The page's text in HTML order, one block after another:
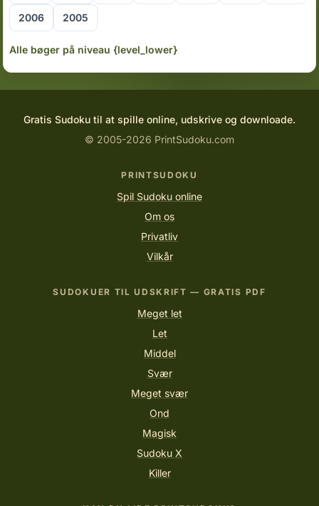
2006 2005
Alle bøger på niveau {level_lower}
Gratis Sudoku til at spille online, udskrive og downloade.
© 2005-2026 PrintSudoku.com
PRINTSUDOKU
Spil Sudoku online
Om os
Privatliv
Vilkår
SUDOKUER TIL UDSKRIFT — GRATIS PDF
Meget let
Let
Middel
Svær
Meget svær
Ond
Magisk
Sudoku X
Killer